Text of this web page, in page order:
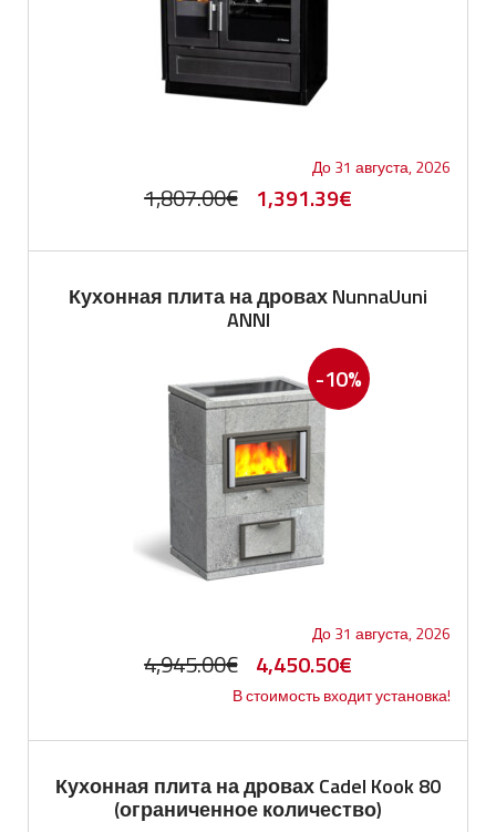
До 31 августа, 2026
1,807.00€ Первоначальная
1,807.00€.
1,391.39€Текущая
Кухонная плита на дровах NunnaUuni
ANNI
-10%
До 31 августа, 2026
4,945.00€ Первоначальная
цена
составляла
4,945.00€.
4,450.50€Текущая
цена:
4,450.50€.
В стоимость входит установка!
Кухонная плита на дровах Cadel Kook 80
(ограниченное количество)